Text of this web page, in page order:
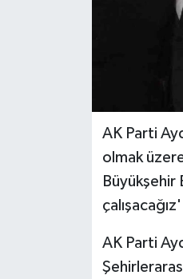
AK Parti
olmak
Büyükşehir
AK Parti